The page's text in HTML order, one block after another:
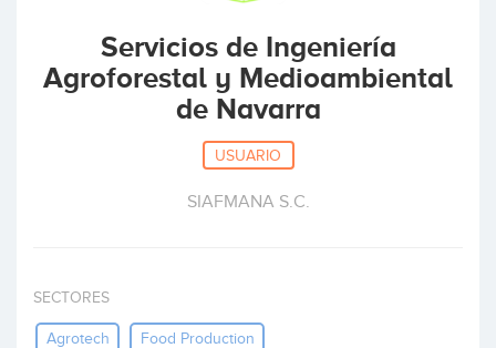
Servicios de Ingeniería
Agroforestal y Medioambiental
de Navarra
USUARIO
SIAFMANA S.C.
SECTORES
Agrotech Food Production